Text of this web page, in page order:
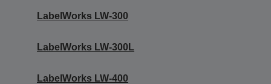
LabelWorks LW-300
LabelWorks LW-300L
LabelWorks LW-400